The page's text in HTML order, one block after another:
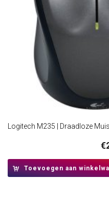
€
Toevoegen aan